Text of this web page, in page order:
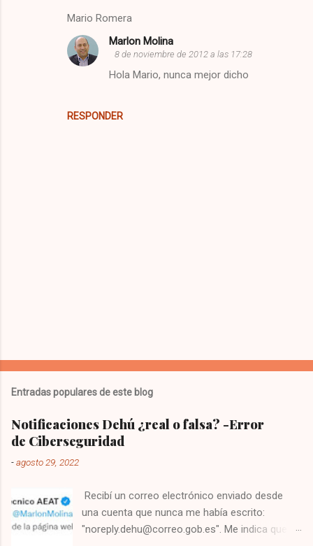
Mario Romera
RESPONDER
Marlon Molina
8 de noviembre de 2012 a las 17:28
Hola Mario, nunca mejor dicho
l
c
a
n
m
e
n
Entradas populares de este blog
Notificaciones Dehú ¿real o falsa? -Error
de Ciberseguridad
-agosto 29, 2022
Recibí un correo electrónico enviado desde
una cuenta que nunca me había escrito:
"noreply.dehu@correo.gob.es". Me indica que